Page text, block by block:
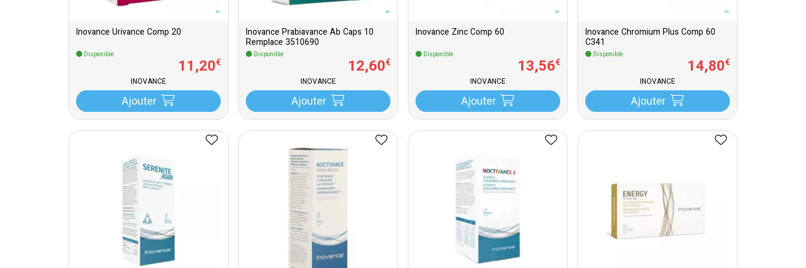
Inovance Urivance Comp 20
Disponible
11,20€
INOVANCE
Ajouter
Inovance Prabiavance Ab Caps 10
Remplace 3510690
Disponible
12,60€
INOVANCE
Ajouter
Inovance Zinc Comp 60
Disponible
13,56€
INOVANCE
Ajouter
Inovance Chromium Plus Comp 60
C341
Disponible
14,80€
INOVANCE
Ajouter